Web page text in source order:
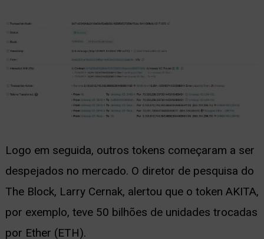
Logo em seguida, outros tokens começaram a ser
despejados no mercado. O diretor de pesquisa do
The Block, Larry Cernak, alertou que o token AKITA,
por exemplo, teve 50 bilhões de unidades trocadas
por Ether (ETH).